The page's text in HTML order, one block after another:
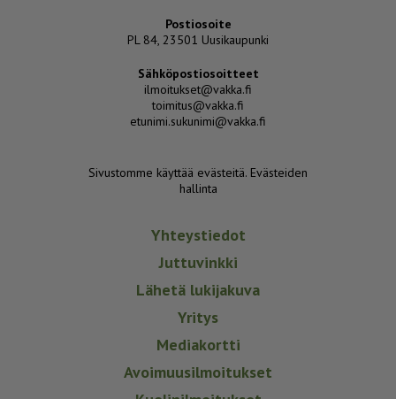
Postiosoite
PL 84, 23501 Uusikaupunki
Sähköpostiosoitteet
ilmoitukset@vakka.fi
toimitus@vakka.fi
etunimi.sukunimi@vakka.fi
Sivustomme käyttää evästeitä. Evästeiden
hallinta
Yhteystiedot
Juttuvinkki
Lähetä lukijakuva
Yritys
Mediakortti
Avoimuusilmoitukset